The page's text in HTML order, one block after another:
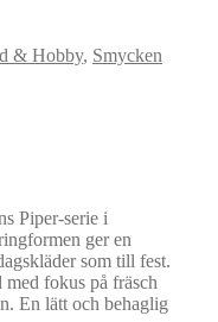
& Hobby, Smycken
Piper-serie i
ger en
som till fest.
fokus på fräsch
En lätt och behaglig